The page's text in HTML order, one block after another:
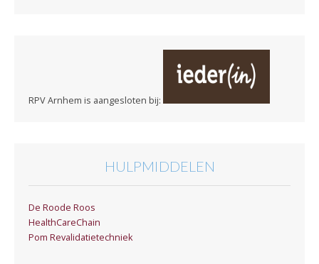
RPV Arnhem is aangesloten bij:
HULPMIDDELEN
De Roode Roos
HealthCareChain
Pom Revalidatietechniek